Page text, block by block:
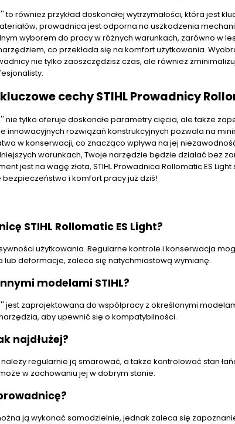
to również przykład doskonałej wytrzymałości, która jest
prowadnica jest odporna na uszkodzenia
wyborem do pracy w różnych warunkach, zarówno w
co przekłada się na komfort użytkowania.
nie tylko zaoszczędzisz czas, ale również
cechy STIHL Prowadnicy
nie tylko oferuje doskonałe parametry cięcia, ale także
rozwiązań konstrukcyjnych pozwala na
w konserwacji, co znacząco wpływa na jej
warunkach, Twoje narzędzie będzie działać bez
jest na wagę złota, STIHL Prowadnica Rollomatic ES Light
i komfort pracy już dziś!
STIHL Rollomatic ES Light?
użytkowania. Regularne kontrole i konserwacja
lub deformacje, zaleca się natychmiastową wymianę.
modelami STIHL?
jest zaprojektowana do współpracy z określonymi
aby upewnić się o kompatybilności.
najdłużej?
regularnie ją smarować, a także kontrolować stan
w zachowaniu jej w dobrym stanie.
ją wykonać samodzielnie, jednak zaleca się